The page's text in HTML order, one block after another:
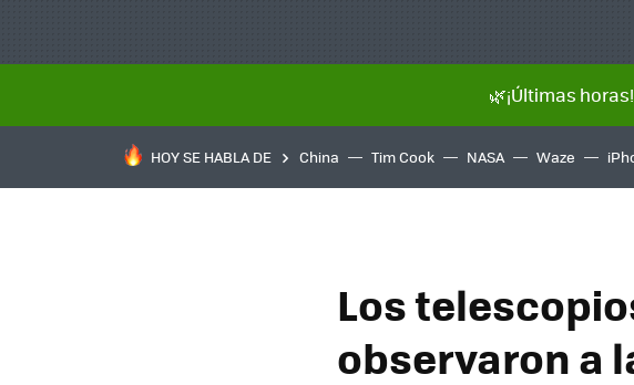
🌿¡Últimas
HOY SE HABLA DE China Tim Cook NASA Waze
Los
observaron a